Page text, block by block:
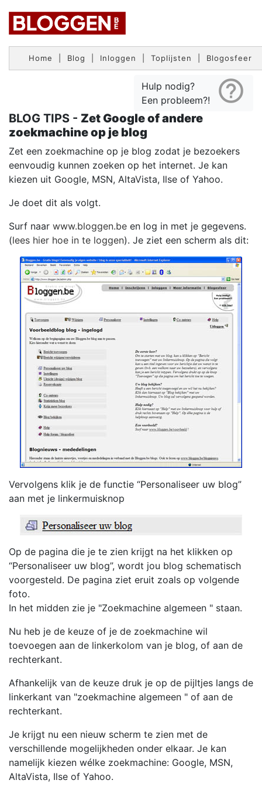
Home Blog Inloggen Toplijsten Blogosfeer
help_outline
Hulp nodig?
Een probleem?!
BLOG TIPS - Zet Google of andere
zoekmachine op je blog
Zet een zoekmachine op je blog zodat je bezoekers
eenvoudig kunnen zoeken op het internet. Je kan
kiezen uit Google, MSN, AltaVista, Ilse of Yahoo.
Je doet dit als volgt.
Surf naar www.bloggen.be en log in met je gegevens.
(lees hier hoe in te loggen). Je ziet een scherm als dit:
Vervolgens klik je de functie “Personaliseer uw blog”
aan met je linkermuisknop
Op de pagina die je te zien krijgt na het klikken op
“Personaliseer uw blog”, wordt jou blog schematisch
voorgesteld. De pagina ziet eruit zoals op volgende
foto.
In het midden zie je "Zoekmachine algemeen " staan.
Nu heb je de keuze of je de zoekmachine wil
toevoegen aan de linkerkolom van je blog, of aan de
rechterkant.
Afhankelijk van de keuze druk je op de pijltjes langs de
linkerkant van "zoekmachine algemeen " of aan de
rechterkant.
Je krijgt nu een nieuw scherm te zien met de
verschillende mogelijkheden onder elkaar. Je kan
namelijk kiezen wélke zoekmachine: Google, MSN,
AltaVista, Ilse of Yahoo.